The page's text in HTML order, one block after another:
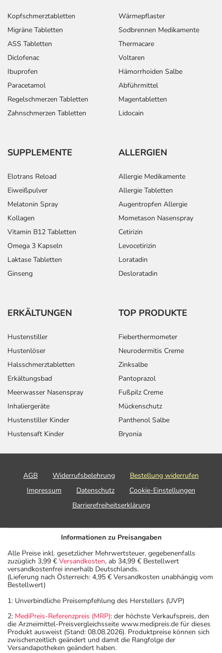
Kopfschmerztabletten
Migräne Tabletten
ASS Tabletten
Diclofenac
Ibuprofen
Paracetamol
Regelschmerzen Tabletten
Zahnschmerzen Tabletten
Wärmepflaster
Sodbrennen Medikamente
Thermacare
Voltaren
Hämorrhoiden Salbe
Abführmittel
Magentabletten
Lidocain
SUPPLEMENTE
Elotrans Reload
Eiweißpulver
Melatonin Spray
Kollagen
Vitamin B12 Tabletten
Omega 3 Kapseln
Laktase Tabletten
Ginseng
ALLERGIEN
Allergie Medikamente
Allergie Tabletten
Augentropfen Allergie
Mometason Nasenspray
Cetirizin
Levocetirizin
Loratadin
Desloratadin
ERKÄLTUNGEN
Hustenstiller
Hustenlöser
Halsschmerztabletten
Erkältungsbad
Meerwasser Nasenspray
Inhaliergeräte
Hustenstiller Kinder
Hustensaft Kinder
TOP PRODUKTE
Fieberthermometer
Neurodermitis Creme
Zinksalbe
Pantoprazol
Fußpilz Creme
Mückenschutz
Panthenol Salbe
Bryonia
AGB Widerrufsbelehrung
Bestellung widerrufen
Impressum
Datenschutz
Cookie-Einstellungen
Barrierefreiheitserklärung
Informationen zu Preisangaben
Alle Preise inkl. gesetzlicher Mehrwertsteuer, gegebenenfalls
zuzüglich 3,99 € Versandkosten, ab 34,99 € Bestellwert
versandkostenfrei innerhalb Deutschlands.
(Lieferung nach Österreich: 4,95 € Versandkosten unabhängig vom
Bestellwert)
1: Unverbindliche Preisempfehlung des Herstellers (UVP)
2: MediPreis-Referenzpreis (MRP): der höchste Verkaufspreis, den
die Arzneimittel-Preisvergleichsseite www.medipreis.de für dieses
Produkt ausweist (Stand: 08.08.2026). Produktpreise können sich
zwischenzeitlich geändert und damit die Rangfolge der
Versandapotheken geändert haben.